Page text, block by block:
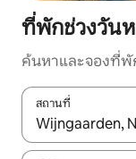
ที่พักช่วงวัน
ค้นหาและจองที่พั
สถานที่
ใช้ลูกศรขึ้นลง หรื